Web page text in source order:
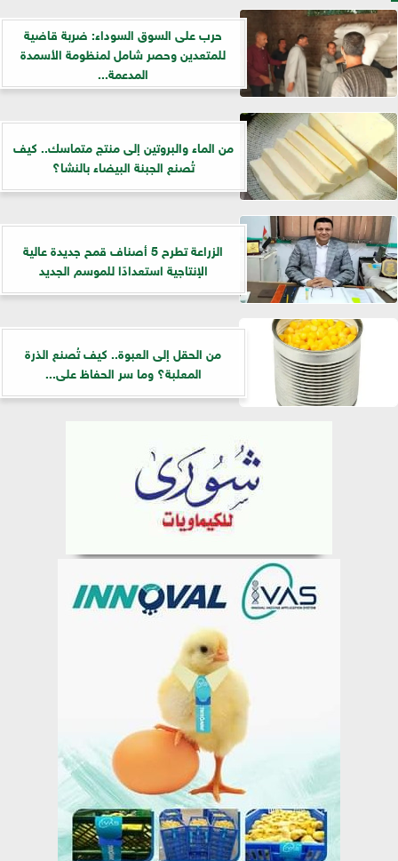
حرب على السوق السوداء: ضربة قاضية
للمتعدين وحصر شامل لمنظومة الأسمدة
المدعمة...
من الماء والبروتين إلى منتج متماسك.. كيف
تُصنع الجبنة البيضاء بالنشا؟
الزراعة تطرح 5 أصناف قمح جديدة عالية
الإنتاجية استعدادًا للموسم الجديد
من الحقل إلى العبوة.. كيف تُصنع الذرة
المعلبة؟ وما سر الحفاظ على...